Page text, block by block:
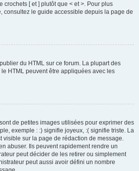
crochets [ et ] plutôt que < et >. Pour plus
consultez le guide accessible depuis la page de
du HTML sur ce forum. La plupart des
HTML peuvent être appliquées avec les
de petites images utilisées pour exprimer des
exemple : :) signifie joyeux, :( signifie triste. La
visible sur la page de rédaction de message.
abuser. Ils peuvent rapidement rendre un
peut décider de les retirer ou simplement
peut aussi avoir défini un nombre